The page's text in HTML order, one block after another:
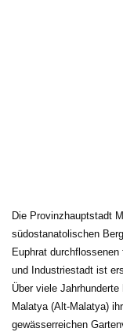
Die Provinzhauptstadt
südostanatolischen
Euphrat
und Industriestadt ist
Über viele
Malatya (Alt-Malatya)
gewässerreichen